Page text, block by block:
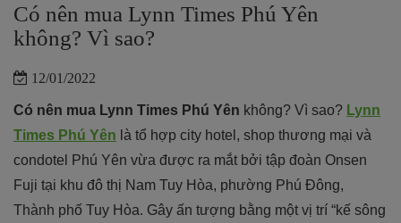
Có nên mua Lynn Times Phú Yên
không? Vì sao?
12/01/2022
Có nên mua Lynn Times Phú Yên không? Vì sao? Lynn
Times Phú Yên là tổ hợp city hotel, shop thương mại và
condotel Phú Yên vừa được ra mắt bởi tập đoàn Onsen
Fuji tại khu đô thị Nam Tuy Hòa, phường Phú Đông,
Thành phố Tuy Hòa. Gây ấn tượng bằng một vị trí “kế sông